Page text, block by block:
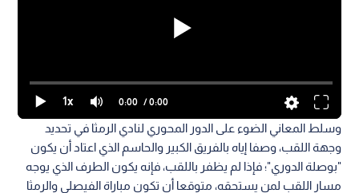
1x 0:00 / 0:00
وسلط المعاني الضوء على الدور المحوري لنادي الرمثا في تحديد
وجهة اللقب، وصفا إياه بالفريق الكبير والحاسم الذي اعتاد أن يكون
"بوصلة الدوري"؛ فإذا لم يظفر باللقب، فإنه يكون الطرف الذي يوجه
مسار اللقب لمن يستحقه، متوقعا أن تكون مباراة الفيصلي والرمثا